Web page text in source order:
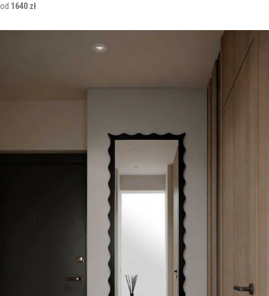
od 1640 zł